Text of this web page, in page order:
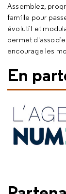
Assemblez,
famille pour
évolutif et
permet
encourage les
En